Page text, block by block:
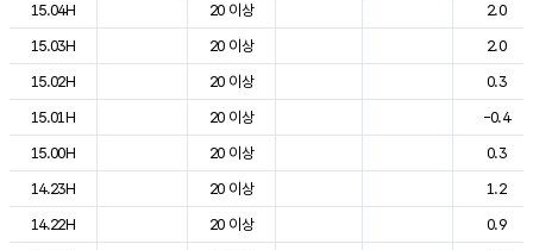
15.04H
20 이상
2.0
15.03H
20 이상
2.0
15.02H
20 이상
0.3
15.01H
20 이상
-0.4
15.00H
20 이상
0.3
14.23H
20 이상
1.2
14.22H
20 이상
0.9